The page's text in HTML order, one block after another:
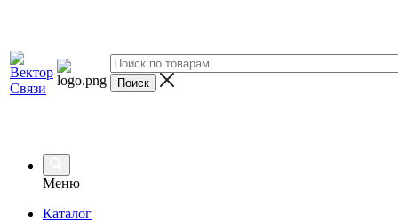
Меню
Каталог